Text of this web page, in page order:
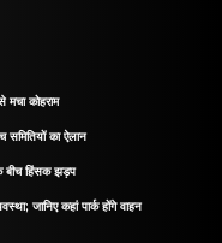
मचा कोहराम
समितियों का ऐलान
बीच हिंसक झड़प
जानिए कहां पार्क होंगे वाहन